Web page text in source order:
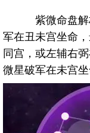
易德轩首席风水大
易德轩通告：本网
紫微命盘解
军在丑未宫坐命
同宫，或左辅右
微星破军在未宫坐